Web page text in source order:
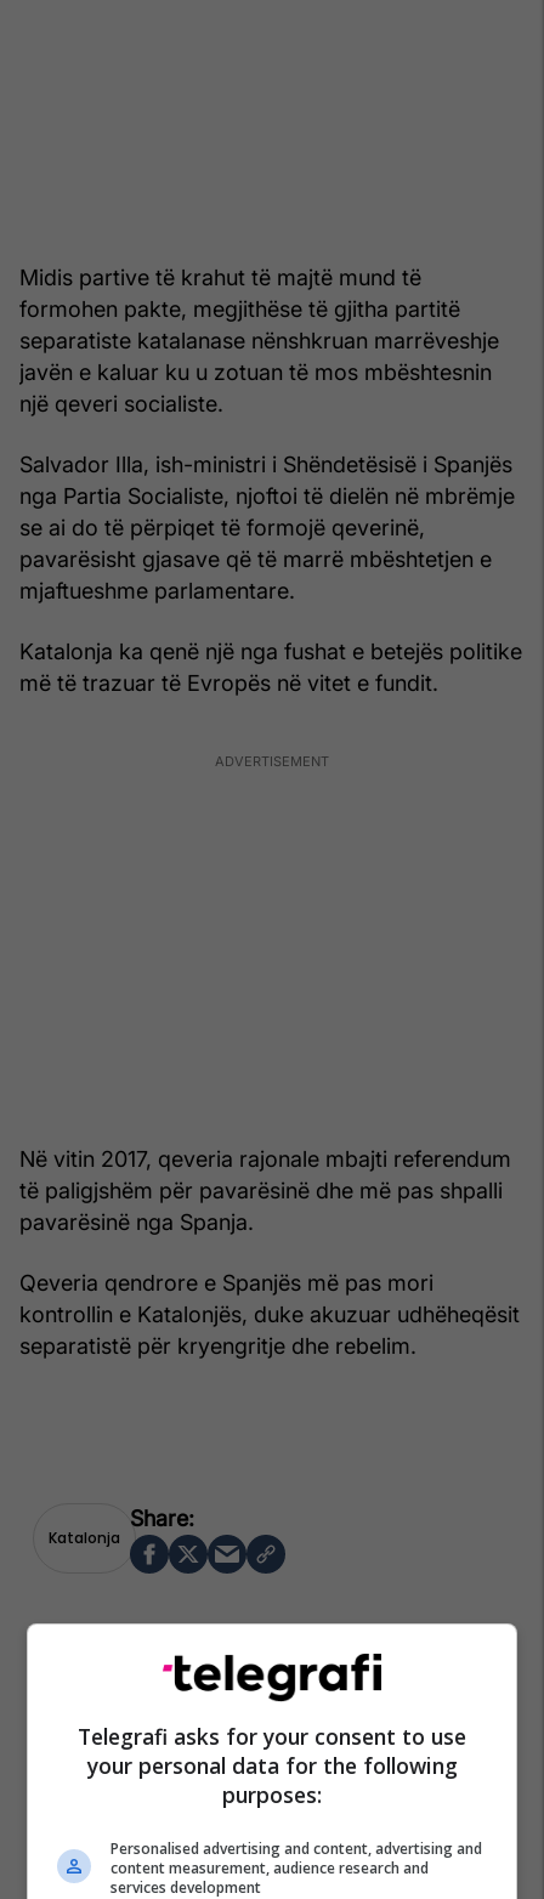
Midis partive të krahut të majtë mund të
formohen pakte, megjithëse të gjitha partitë
separatiste katalanase nënshkruan marrëveshje
javën e kaluar ku u zotuan të mos mbështesnin
një qeveri socialiste.
Salvador Illa, ish-ministri i Shëndetësisë i Spanjës
nga Partia Socialiste, njoftoi të dielën në mbrëmje
se ai do të përpiqet të formojë qeverinë,
pavarësisht gjasave që të marrë mbështetjen e
mjaftueshme parlamentare.
Katalonja ka qenë një nga fushat e betejës politike
më të trazuar të Evropës në vitet e fundit.
Në vitin 2017, qeveria rajonale mbajti referendum
të paligjshëm për pavarësinë dhe më pas shpalli
pavarësinë nga Spanja.
Qeveria qendrore e Spanjës më pas mori
kontrollin e Katalonjës, duke akuzuar udhëheqësit
separatistë për kryengritje dhe rebelim.
Katalonja
Telegrafi asks for your consent to use
your personal data for the following
purposes:
Personalised advertising and content, advertising and
content measurement, audience research and
services development